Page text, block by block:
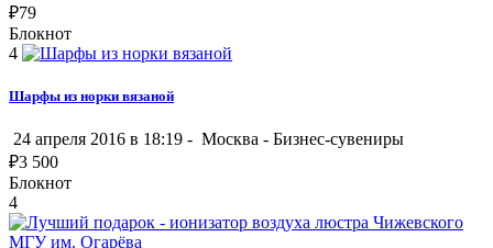
₽79
Блокнот
4
Шарфы из норки вязаной
24 апреля 2016 в 18:19 - Москва - Бизнес-сувениры
₽3 500
Блокнот
4